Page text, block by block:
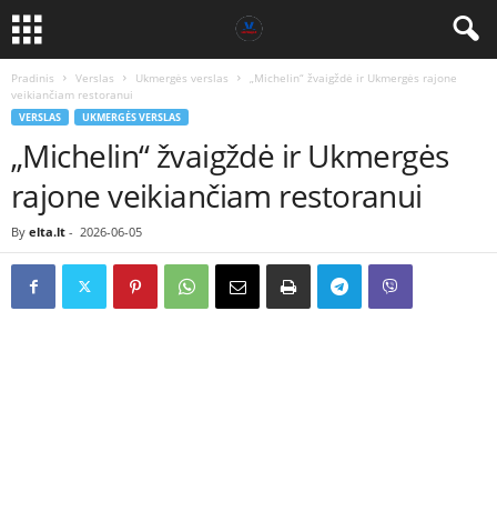
Pradinis Verslas Ukmergės verslas
„Michelin“ žvaigždė ir Ukmergės rajone
veikiančiam restoranui
VERSLAS UKMERGĖS VERSLAS
„Michelin“ žvaigždė ir Ukmergės
rajone veikiančiam restoranui
By elta.lt - 2026-06-05